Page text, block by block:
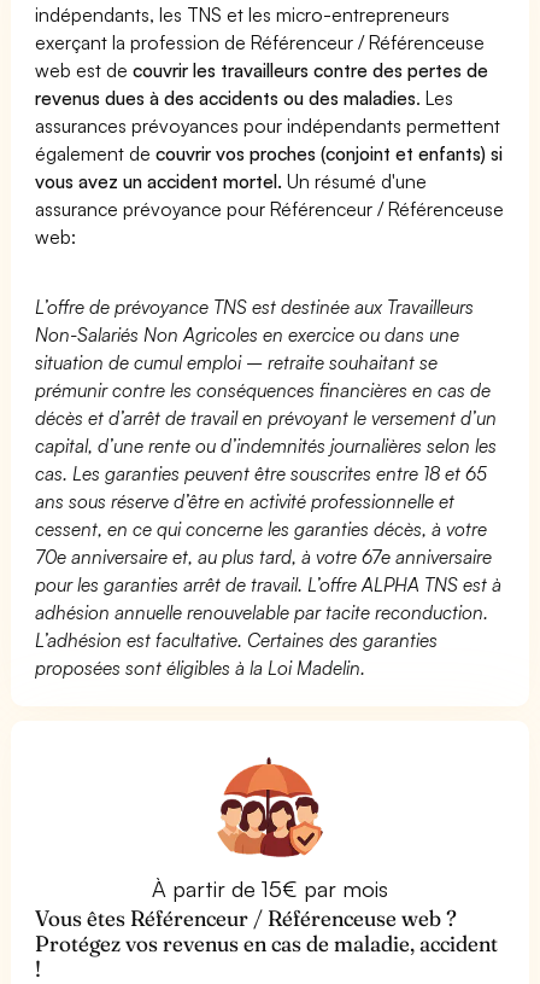
indépendants, les TNS et les micro-entrepreneurs
exerçant la profession de Référenceur / Référenceuse
web est decouvrir les travailleurs contre des pertes de
revenus dues à des accidents ou des maladies. Les
assurances prévoyances pour indépendants permettent
également decouvrir vos proches (conjoint et enfants) si
vous avez un accident mortel. Un résumé d'une
assurance prévoyance pour Référenceur / Référenceuse
web:
L’offre de prévoyance TNS est destinée aux Travailleurs
Non-Salariés Non Agricoles en exercice ou dans une
situation de cumul emploi – retraite souhaitant se
prémunir contre les conséquences financières en cas de
décès et d’arrêt de travail en prévoyant le versement d’un
capital, d’une rente ou d’indemnités journalières selon les
cas. Les garanties peuvent être souscrites entre 18 et 65
ans sous réserve d’être en activité professionnelle et
cessent, en ce qui concerne les garanties décès, à votre
70e anniversaire et, au plus tard, à votre 67e anniversaire
pour les garanties arrêt de travail. L’offre ALPHA TNS est à
adhésion annuelle renouvelable par tacite reconduction.
L’adhésion est facultative. Certaines des garanties
proposées sont éligibles à la Loi Madelin.
À partir de 15€ par mois
Vous êtes Référenceur / Référenceuse web ?
Protégez vos revenus en cas de maladie, accident
!